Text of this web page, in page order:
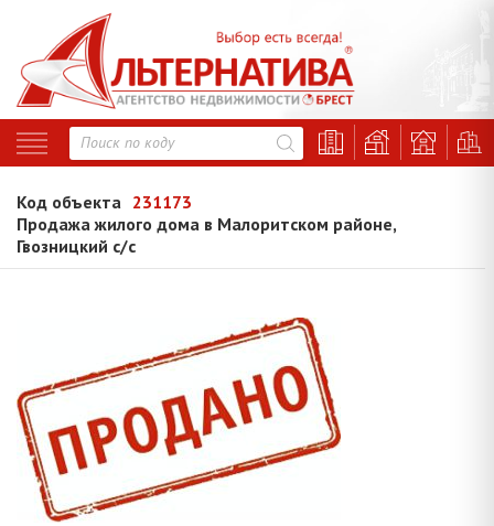
Код объекта 231173
Продажа жилого дома в Малоритском районе,
Гвозницкий с/с